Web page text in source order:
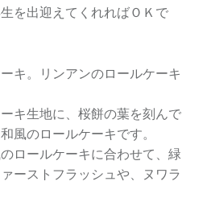
を出迎えてくれればＯＫで
キ。リンアンのロールケーキ
キ生地に、桜餅の葉を刻んで
風のロールケーキです。
ロールケーキに合わせて、緑
ーストフラッシュや、ヌワラ